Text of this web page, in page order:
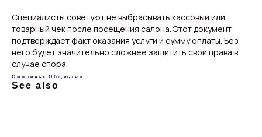
Специалисты советуют не выбрасывать кассовый или
товарный чек после посещения салона. Этот документ
подтверждает факт оказания услуги и сумму оплаты. Без
него будет значительно сложнее защитить свои права в
случае спора.
Смоленск Общество
See also
Добро пожаловать на кухню актуальных новостей!
Новости
Происшествия
Общество
Экономика
Подборки